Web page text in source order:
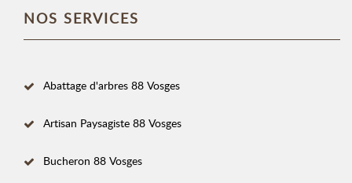
NOS SERVICES
Abattage d'arbres 88 Vosges
Artisan Paysagiste 88 Vosges
Bucheron 88 Vosges